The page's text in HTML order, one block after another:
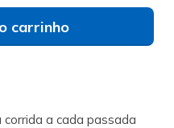
carrinho
a cada passada